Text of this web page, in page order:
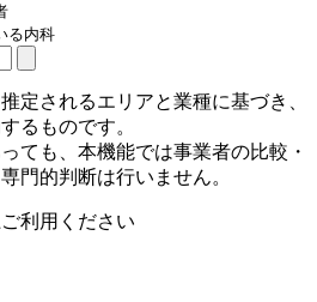
る内科
定されるエリアと業種に基づき、
るものです。
ても、本機能では事業者の比較・
門的判断は行いません。
利用ください